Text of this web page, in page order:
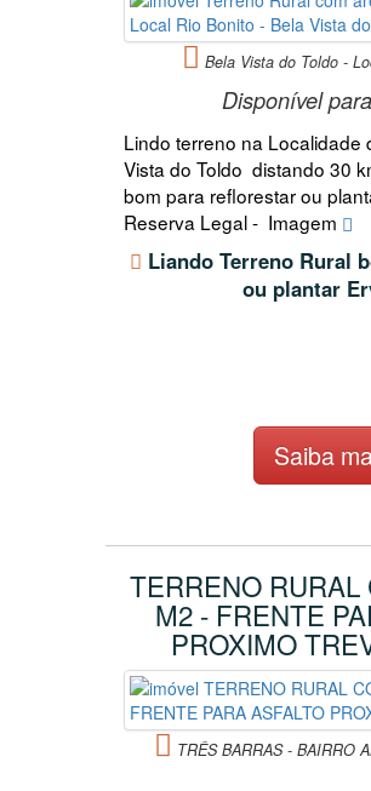
Bela Vista do Toldo -
Disponível para
Lindo terreno na Localidade
Vista do Toldo distando 30
bom para reflorestar ou
Reserva Legal - Imagem
Liando Terreno Rural
ou plantar
Saiba
TERRENO RURAL
M2 - FRENTE
PROXIMO
TRÊS BARRAS - BAIRRO